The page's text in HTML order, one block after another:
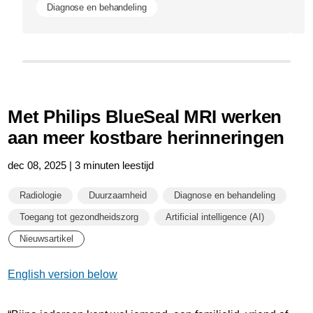
Diagnose en behandeling
Met Philips BlueSeal MRI werken
aan meer kostbare herinneringen
dec 08, 2025 | 3 minuten leestijd
Radiologie Duurzaamheid Diagnose en behandeling
Toegang tot gezondheidszorg Artificial intelligence (AI)
Nieuwsartikel
English version below